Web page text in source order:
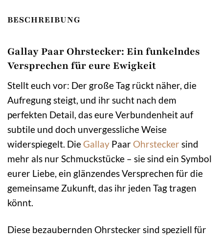
BESCHREIBUNG
Gallay Paar Ohrstecker: Ein funkelndes
Versprechen für eure Ewigkeit
Stellt euch vor: Der große Tag rückt näher, die
Aufregung steigt, und ihr sucht nach dem
perfekten Detail, das eure Verbundenheit auf
subtile und doch unvergessliche Weise
widerspiegelt. Die Gallay Paar Ohrstecker sind
mehr als nur Schmuckstücke – sie sind ein Symbol
eurer Liebe, ein glänzendes Versprechen für die
gemeinsame Zukunft, das ihr jeden Tag tragen
könnt.
Diese bezaubernden Ohrstecker sind speziell für